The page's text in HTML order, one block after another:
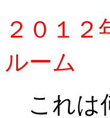
２０１
ルーム
これは